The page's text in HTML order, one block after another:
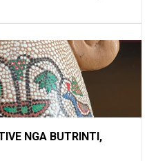
NGA BUTRINTI,